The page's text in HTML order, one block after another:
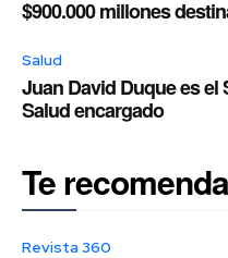
$900.000 millones
Salud
Juan David Duque es
Salud encargado
Te
Revista 360